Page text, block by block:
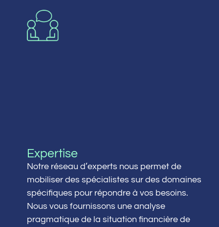
Expertise
Notre réseau d’experts nous permet de
mobiliser des spécialistes sur des domaines
spécifiques pour répondre à vos besoins.
Nous vous fournissons une analyse
pragmatique de la situation financière de